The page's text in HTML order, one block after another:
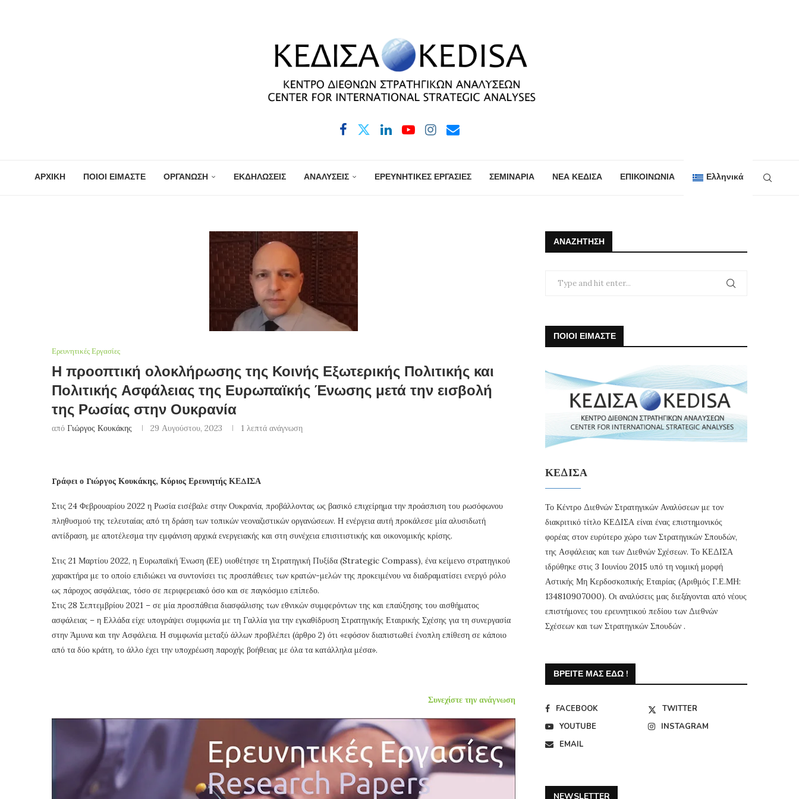
ΑΡΧΙΚΗ ΠΟΙΟΙ ΕΙΜΑΣΤΕ ΟΡΓΑΝΩΣΗ ΕΚΔΗΛΩΣΕΙΣ ΑΝΑΛΥΣΕΙΣ ΕΡΕΥΝΗΤΙΚΕΣ ΕΡΓΑΣΙΕΣ ΣΕΜΙΝΑΡΙΑ ΝΕΑ ΚΕΔΙΣΑ ΕΠΙΚΟΙΝΩΝΙΑ Ελληνικά
Ερευνητικές Εργασίες
Η προοπτική ολοκλήρωσης της Κοινής Εξωτερικής Πολιτικής και
Πολιτικής Ασφάλειας της Ευρωπαϊκής Ένωσης μετά την εισβολή
της Ρωσίας στην Ουκρανία
από Γιώργος Κουκάκης 29 Αυγούστου, 2023 1 λεπτά ανάγνωση
Γράφει ο Γιώργος Κουκάκης, Κύριος Ερευνητής ΚΕΔΙΣΑ
Στις 24 Φεβρουαρίου 2022 η Ρωσία εισέβαλε στην Ουκρανία, προβάλλοντας ως βασικό επιχείρημα την προάσπιση του ρωσόφωνου
πληθυσμού της τελευταίας από τη δράση των τοπικών νεοναζιστικών οργανώσεων. Η ενέργεια αυτή προκάλεσε μία αλυσιδωτή
αντίδραση, με αποτέλεσμα την εμφάνιση αρχικά ενεργειακής και στη συνέχεια επισιτιστικής και οικονομικής κρίσης.
Στις 21 Μαρτίου 2022, η Ευρωπαϊκή Ένωση (ΕΕ) υιοθέτησε τη Στρατηγική Πυξίδα (Strategic Compass), ένα κείμενο στρατηγικού
χαρακτήρα με το οποίο επιδιώκει να συντονίσει τις προσπάθειες των κρατών-μελών της προκειμένου να διαδραματίσει ενεργό ρόλο
ως πάροχος ασφάλειας, τόσο σε περιφερειακό όσο και σε παγκόσμιο επίπεδο.
Στις 28 Σεπτεμβρίου 2021 – σε μία προσπάθεια διασφάλισης των εθνικών συμφερόντων της και επαύξησης του αισθήματος
ασφάλειας – η Ελλάδα είχε υπογράψει συμφωνία με τη Γαλλία για την εγκαθίδρυση Στρατηγικής Εταιρικής Σχέσης για τη συνεργασία
στην Άμυνα και την Ασφάλεια. Η συμφωνία μεταξύ άλλων προβλέπει (άρθρο 2) ότι «εφόσον διαπιστωθεί ένοπλη επίθεση σε κάποιο
από τα δύο κράτη, το άλλο έχει την υποχρέωση παροχής βοήθειας με όλα τα κατάλληλα μέσα».
Συνεχίστε την ανάγνωση
ΑΝΑΖΉΤΗΣΗ
ΠΟΙΟΙ ΕΙΜΑΣΤΕ
ΚΕΔΙΣΑ
Το Κέντρο Διεθνών Στρατηγικών Αναλύσεων με τον
διακριτικό τίτλο ΚΕΔΙΣΑ είναι ένας επιστημονικός
φορέας στον ευρύτερο χώρο των Στρατηγικών Σπουδών,
της Ασφάλειας και των Διεθνών Σχέσεων. Το ΚΕΔΙΣΑ
ιδρύθηκε στις 3 Ιουνίου 2015 υπό τη νομική μορφή
Αστικής Μη Κερδοσκοπικής Εταιρίας (Αριθμός Γ.Ε.ΜΗ:
134810907000). Οι αναλύσεις μας διεξάγονται από νέους
επιστήμονες του ερευνητικού πεδίου των Διεθνών
Σχέσεων και των Στρατηγικών Σπουδών .
ΒΡΕΊΤΕ ΜΑΣ ΕΔΏ !
FACEBOOK
TWITTER
YOUTUBE
INSTAGRAM
EMAIL
NEWSLETTER